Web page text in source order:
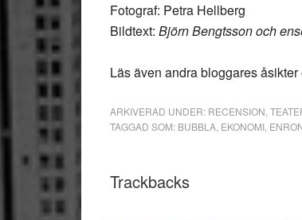
Fotograf: Petra Hellberg
Bildtext: Björn Bengtsson och
Läs även andra bloggares åsikter
ARKIVERAD UNDER: RECENSION
TAGGAD SOM: BUBBLA EKONOMI
Läsarkommentarer
Trackbacks